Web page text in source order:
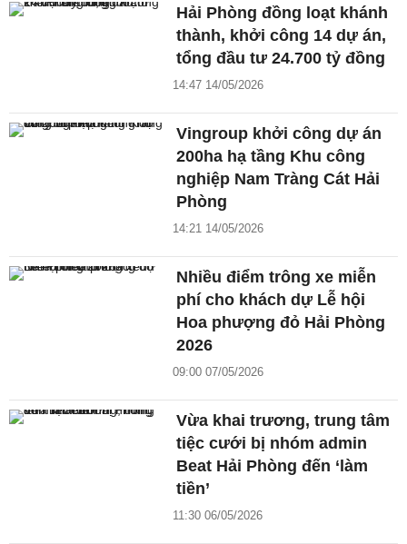
Hải Phòng đồng loạt khánh
thành, khởi công 14 dự án,
tổng đầu tư 24.700 tỷ đồng
14:47 14/05/2026
Vingroup khởi công dự án
200ha hạ tầng Khu công
nghiệp Nam Tràng Cát Hải
Phòng
14:21 14/05/2026
Nhiều điểm trông xe miễn
phí cho khách dự Lễ hội
Hoa phượng đỏ Hải Phòng
2026
09:00 07/05/2026
Vừa khai trương, trung tâm
tiệc cưới bị nhóm admin
Beat Hải Phòng đến ‘làm
tiền’
11:30 06/05/2026